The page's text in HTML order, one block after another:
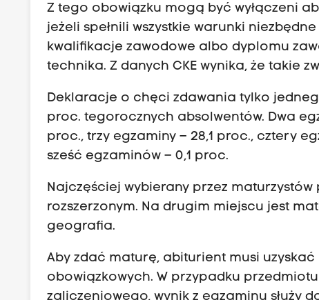
Z tego obowiązku mogą być wyłączeni
jeżeli spełnili wszystkie warunki
kwalifikacje zawodowe albo dyplomu
technika. Z danych CKE wynika, że takie
Deklaracje o chęci zdawania tylko
proc. tegorocznych absolwentów. Dwa
proc., trzy egzaminy – 28,1 proc., cztery
sześć egzaminów – 0,1 proc.
Najczęściej wybierany przez
rozszerzonym. Na drugim miejscu jest
geografia.
Aby zdać maturę, abiturient musi
obowiązkowych. W przypadku
zaliczeniowego, wynik z egzaminu służy